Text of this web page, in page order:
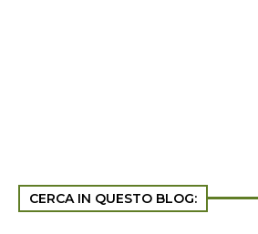
CERCA IN QUESTO BLOG: